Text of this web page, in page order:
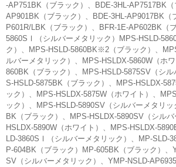
-AP751BK（ブラック）、BDE-3HL-AP7517BK
AP901BK（ブラック）、BDE-3HL-AP9017BK（
P601R/LBK（ブラック）、BFR-1E-AP602BK（
5860SⅠ（シルバーメタリック）MPS-HSLD-
ク）、MPS-HSLD-5860BK※2（ブラック）、
ルバーメタリック）、MPS-HSLDX-5860W（ホ
860BK（ブラック）、MPS-HSLD-5875SV（シ
S-HSLD-5875BK（ブラック）、MPS-HSLDX-
ック）、MPS-HSLDX-5875W（ホワイト）、
ック）、MPS-HSLD-5890SV（シルバーメタリ
BK（ブラック）、MPS-HSLDX-5890SV（シル
HSLDX-5890W（ホワイト）、MPS-HSLDX-
LD-3860SⅠ（シルバーメタリック）、MP-SLD-
P-604BK（ブラック）MP-605BK（ブラック）、
SV（シルバーメタリック）、YMP-NSLD-